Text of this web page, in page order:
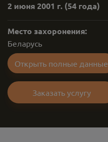
2 июня 2001 г. (54 года)
Место захоронения:
Беларусь
Открыть полные данные
Заказать услугу